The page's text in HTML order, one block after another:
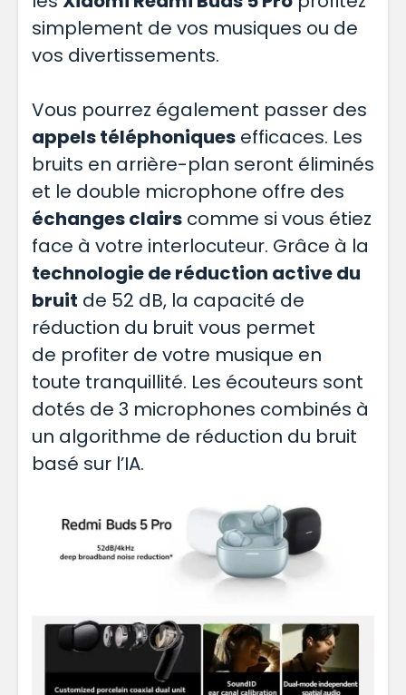
simplement de vos musiques ou de
vos divertissements.
Vous pourrez également passer des
appels téléphoniques efficaces. Les
bruits en arrière-plan seront éliminés
et le double microphone offre des
échanges clairs comme si vous étiez
face à votre interlocuteur. Grâce à la
technologie de réduction active du
bruit de 52 dB, la capacité de
réduction du bruit vous permet
de profiter de votre musique en
toute tranquillité. Les écouteurs sont
dotés de 3 microphones combinés à
un algorithme de réduction du bruit
basé sur l’IA.